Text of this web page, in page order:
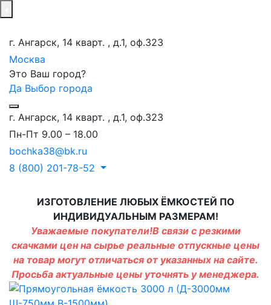
г. Ангарск, 14 кварт. , д.1, оф.323
Москва
Это Ваш город?
Да Выбор города
г. Ангарск, 14 кварт. , д.1, оф.323
Пн-Пт 9.00 – 18.00
bochka38@bk.ru
8 (800) 201-78-52
ИЗГОТОВЛЕНИЕ ЛЮБЫХ ЁМКОСТЕЙ ПО
ИНДИВИДУАЛЬНЫМ РАЗМЕРАМ!
Уважаемые покупатели!В связи с резкими
скачками цен на сырье реальные отпускные цены
на товар могут отличаться от указанных на сайте.
Просьба актуальные цены уточнять у менеджера.